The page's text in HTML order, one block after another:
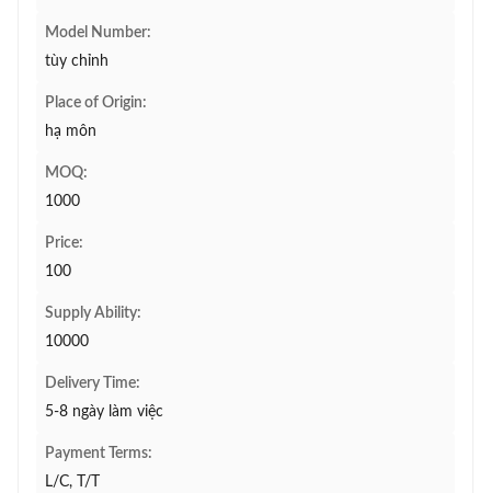
Model Number:
tùy chỉnh
Place of Origin:
hạ môn
MOQ:
1000
Price:
100
Supply Ability:
10000
Delivery Time:
5-8 ngày làm việc
Payment Terms:
L/C, T/T